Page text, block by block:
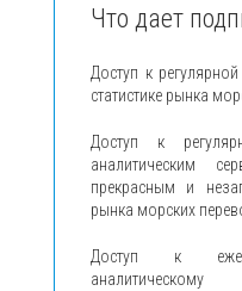
Что дает
Доступ к
статистике рынка
Доступ к
аналитическим
прекрасным и
рынка морских
Доступ к